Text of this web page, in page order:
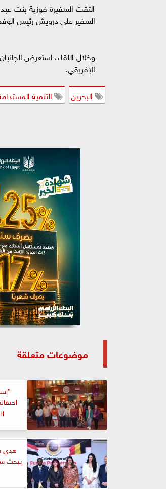
التقت السفيرة فوزية بنت
السفير على درويش رئيس الوفد
وخلال اللقاء، استعرض
الإفريقي.
البحرين
التنمية
موضوعات متعلقة
هدى
يبحث